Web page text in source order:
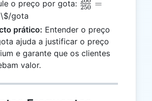
o preço por gota: \frac{200}
0.80
250 =
\$/gota
prático: Entender o preço
ajuda a justificar o preço
e garante que os clientes
valor.